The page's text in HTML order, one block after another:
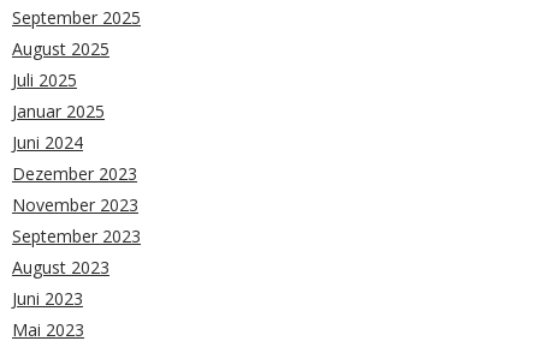
September 2025
August 2025
Juli 2025
Januar 2025
Juni 2024
Dezember 2023
November 2023
September 2023
August 2023
Juni 2023
Mai 2023